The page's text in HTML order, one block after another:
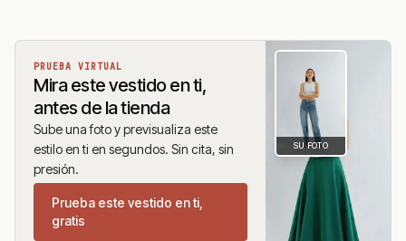
PRUEBA VIRTUAL
Mira este vestido en ti,
antes de la tienda
Sube una foto y previsualiza este
estilo en ti en segundos. Sin cita, sin
presión.
Prueba este vestido en ti,
gratis
SU FOTO